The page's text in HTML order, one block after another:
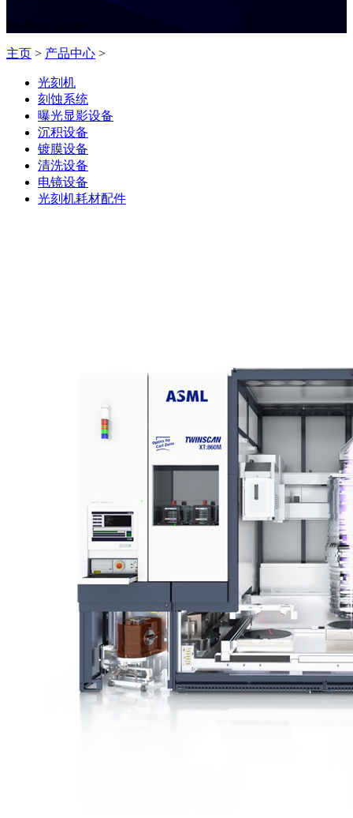
Products Center
主页 > 产品中心 >
光刻机
刻蚀系统
曝光显影设备
沉积设备
镀膜设备
清洗设备
电镜设备
光刻机耗材配件